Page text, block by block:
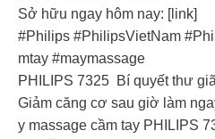
Sở hữu ngay hôm nay: [link]
#Philips #PhilipsVietNam
mtay #maymassage
PHILIPS 7325 Bí quyết thư
Giảm căng cơ sau giờ làm
y massage cầm tay PHILIPS